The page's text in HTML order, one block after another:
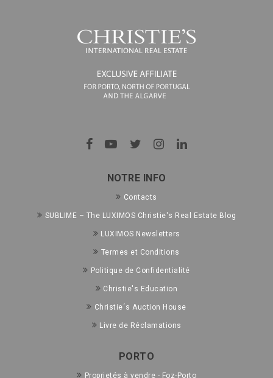
NOTRE INFO
Contacts
SUBLIME – The LUXIMOS Christie's Real Estate Blog
LUXIMOS Newsletters
Termes et Conditions
Politique de Confidentialité
Christie's Education
Christie´s Auction House
Livre de Réclamations
PORTO
Proprietés à vendre - Foz-Porto